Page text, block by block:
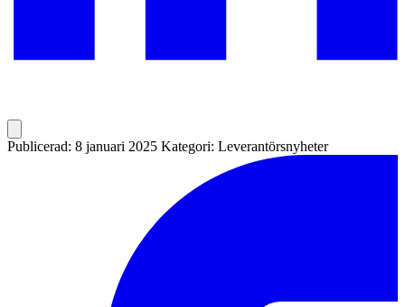
Publicerad: 8 januari 2025 Kategori: Leverantörsnyheter